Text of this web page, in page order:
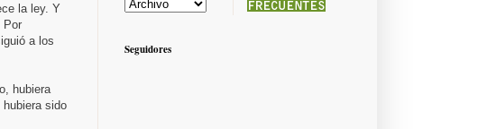
la ley. Y
Por
a los
hubiera
sido
Seguidores